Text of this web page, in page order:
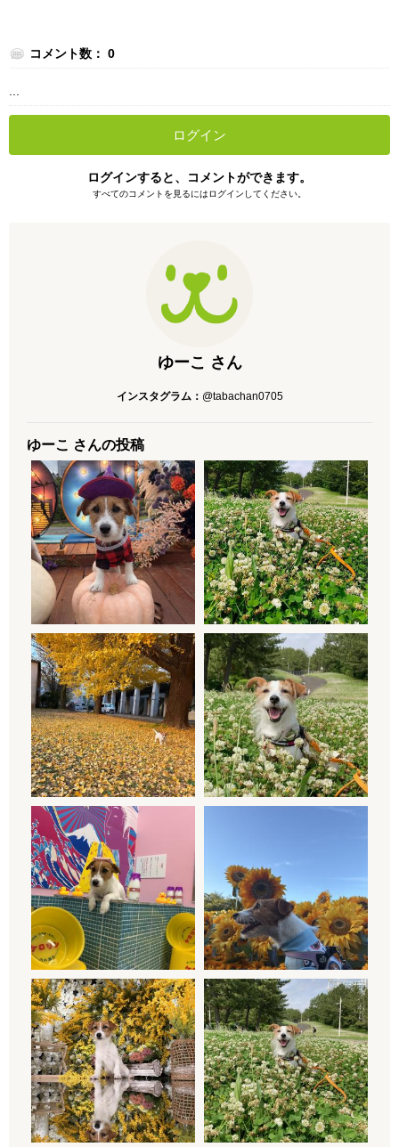
コメント数： 0
ログイン
ログインすると、コメントができます。
すべてのコメントを見るにはログインしてください。
ゆーこ さん
インスタグラム： @tabachan0705
ゆーこ さんの投稿